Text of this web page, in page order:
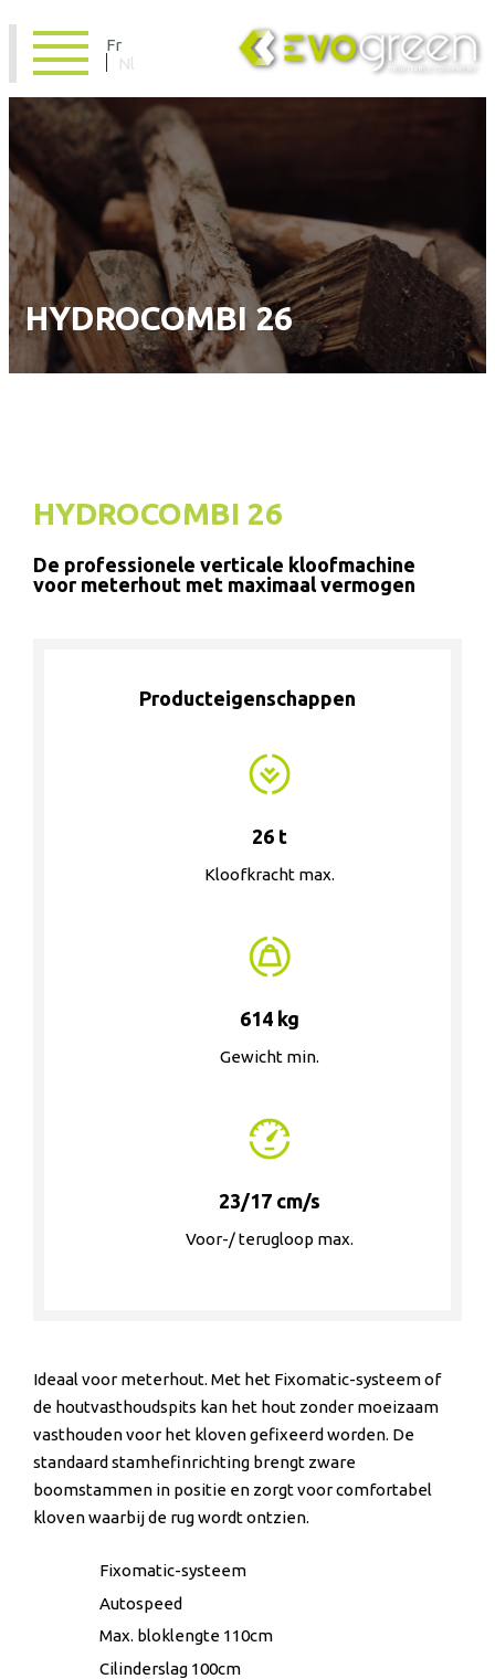
Fr
Nl
HYDROCOMBI 26
HYDROCOMBI 26
De professionele verticale kloofmachine
voor meterhout met maximaal vermogen
Producteigenschappen
26 t
Kloofkracht max.
614 kg
Gewicht min.
23/17 cm/s
Voor-/ terugloop max.
Ideaal voor meterhout. Met het Fixomatic-systeem of
de houtvasthoudspits kan het hout zonder moeizaam
vasthouden voor het kloven gefixeerd worden. De
standaard stamhefinrichting brengt zware
boomstammen in positie en zorgt voor comfortabel
kloven waarbij de rug wordt ontzien.
Fixomatic-systeem
Autospeed
Max. bloklengte 110cm
Cilinderslag 100cm